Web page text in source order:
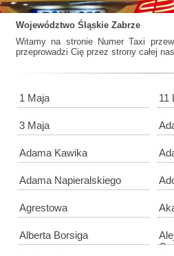
Województwo Śląskie Zabrze
Witamy na stronie Numer Taxi
przeprowadzi Cię przez strony całej
1 Maja 11
3 Maja
Adama Kawika
Adama Napieralskiego
Agrestowa
Alberta Borsiga